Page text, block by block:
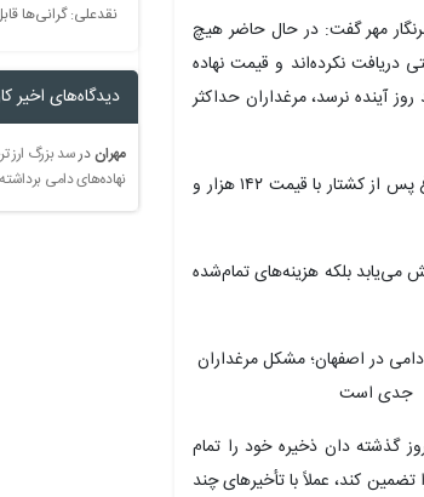
مهر گفت: در حال حاضر هیچ
دریافت نکرده‌اند و قیمت نهاده
آینده نرسد، مرغداران حداکثر
به گفته جعفریان، قیمت هر کیلو مرغ زنده حدود ۹۷ هزار تومان است و مرغ پس از کشتار با قیمت ۱۴۲ هزار و
می‌یابد بلکه هزینه‌های تمام‌شده
دان ذخیره خود را تمام
تضمین کند، عملاً با تأخیرهای چند
نقدعلی: گرانی‌ها
دیدگاه‌های اخیر
مهراندرسد بزرگ ارز
نهاده‌های دامی